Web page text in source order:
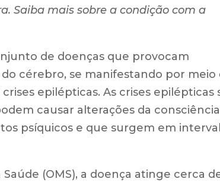
Saiba mais sobre a condição com a
de doenças que provocam
cérebro, se manifestando por meio
epilépticas. As crises epilépticas
causar alterações da
psíquicos e que surgem em
(OMS), a doença atinge cerca